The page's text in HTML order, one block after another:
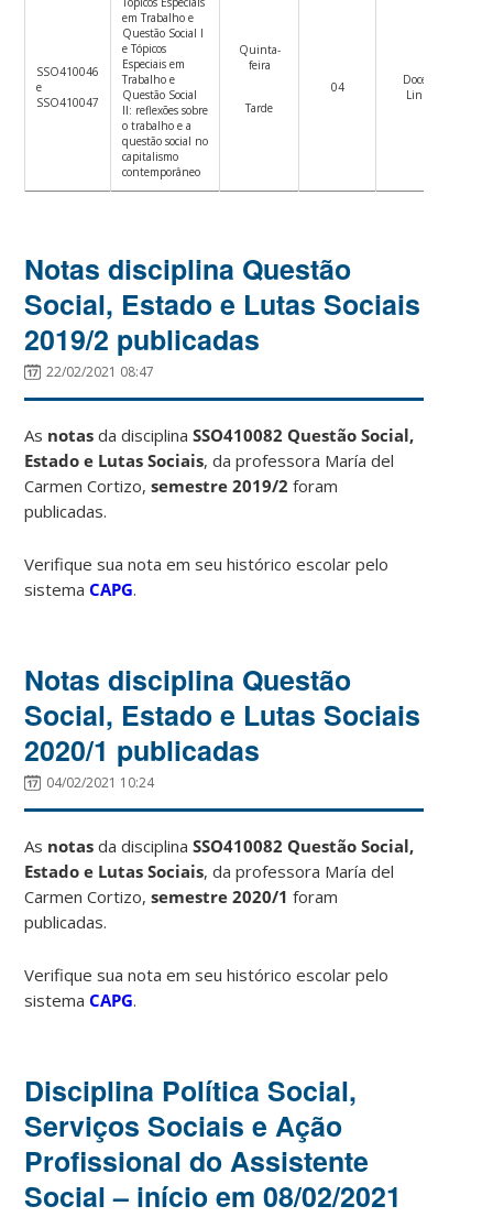
SSO410046
e
SSO410047
em Trabalho e
Questão Social I
e Tópicos
Especiais em
Trabalho e
Questão Social
II: reflexões sobre
o trabalho e a
questão social no
capitalismo
contemporâneo
Quinta-
feira
Tarde
04
Docentes
Linha 3
Notas disciplina Questão
Social, Estado e Lutas Sociais
2019/2 publicadas
22/02/2021 08:47
As notas da disciplinaSSO410082 Questão Social,
Estado e Lutas Sociais, da professora María del
Carmen Cortizo,semestre 2019/2 foram
publicadas.
Verifique sua nota em seu histórico escolar pelo
sistemaCAPG.
Notas disciplina Questão
Social, Estado e Lutas Sociais
2020/1 publicadas
04/02/2021 10:24
As notas da disciplinaSSO410082 Questão Social,
Estado e Lutas Sociais, da professora María del
Carmen Cortizo,semestre 2020/1 foram
publicadas.
Verifique sua nota em seu histórico escolar pelo
sistemaCAPG.
Disciplina Política Social,
Serviços Sociais e Ação
Profissional do Assistente
Social – início em 08/02/2021